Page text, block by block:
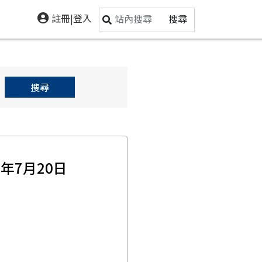
搜尋
註冊|登入
搜尋
7月20日